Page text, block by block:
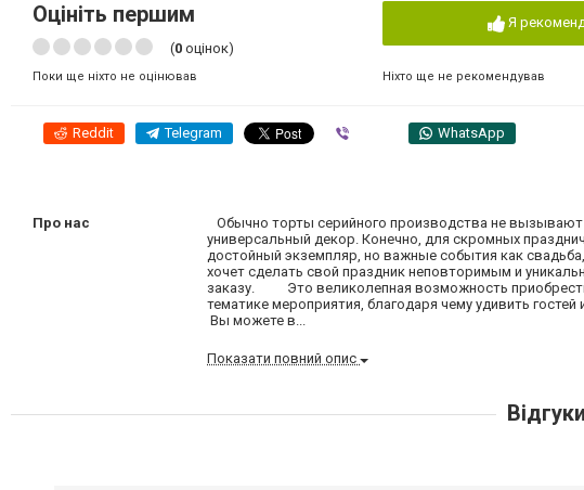
Оцініть першим
(0 оцінок)
Поки ще ніхто не оцінював
Я
Ніхто ще не рекомендував
Reddit Telegram WhatsApp
Про нас
Обычно торты серийного производства не вызывают
универсальный декор. Конечно, для скромных
достойный экземпляр, но важные события как
хочет сделать свой праздник неповторимым и
заказу. Это великолепная возможность
тематике мероприятия, благодаря чему удивить
Вы можете в...
Показати повний опис
Відгуки